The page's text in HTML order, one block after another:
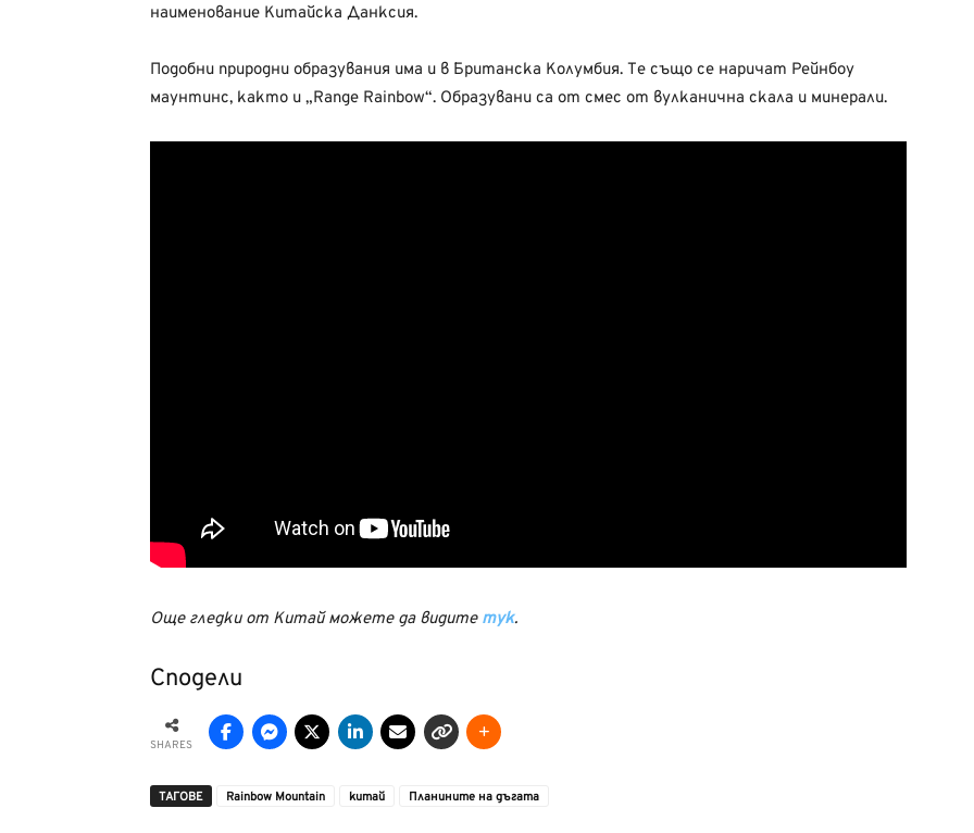
наименование Китайска Данксия.
Подобни природни образувания има и в Британска Колумбия. Те също се наричат Рейнбоу
маунтинс, както и „Range Rainbow“. Образувани са от смес от вулканична скала и минерали.
Още гледки от Китай можете да видите тук.
Сподели
SHARES
ТАГОВЕ Rainbow Mountain китай Планините на дъгата